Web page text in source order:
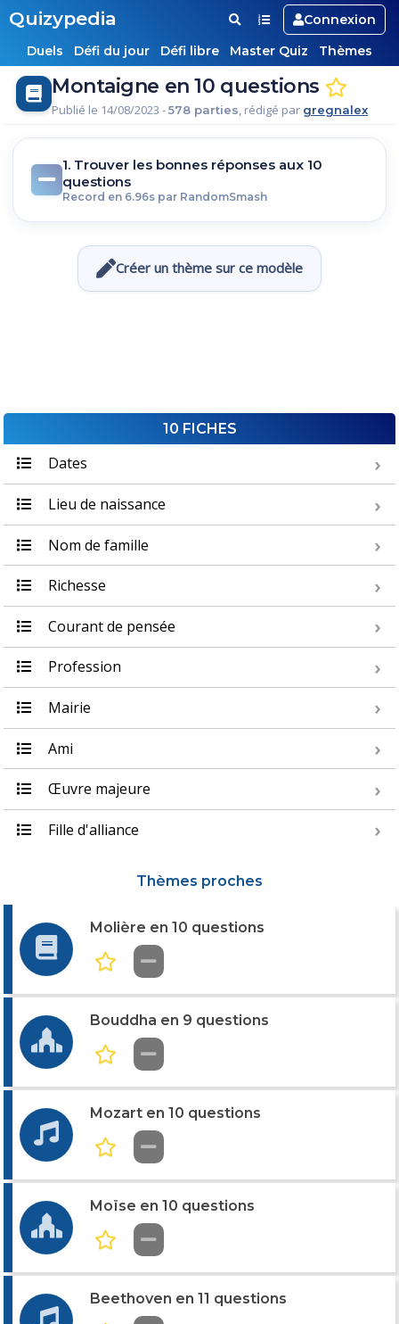
Quizypedia
Connexion
Duels
Défi du jour Défi libre Master Quiz Thèmes
Montaigne en 10 questions
Publié le 14/08/2023 -578 parties, rédigé par gregnalex
1. Trouver les bonnes réponses aux 10
questions
Record en 6.96s par RandomSmash
Créer un thème sur ce modèle
10 FICHES
Dates
Lieu de naissance
Nom de famille
Richesse
Courant de pensée
Profession
Mairie
Ami
Œuvre majeure
Fille d'alliance
Thèmes proches
Molière en 10 questions
Bouddha en 9 questions
Mozart en 10 questions
Moïse en 10 questions
Beethoven en 11 questions